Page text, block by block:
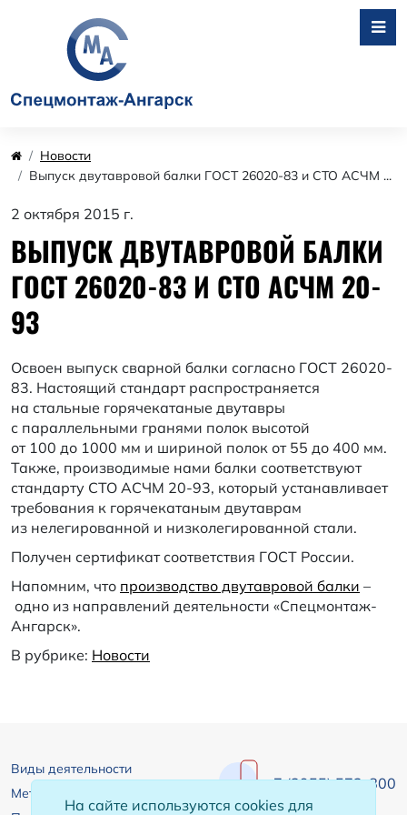
Новости
Выпуск двутавровой балки ГОСТ 26020-83 и СТО АСЧМ ...
2 октября 2015 г.
ВЫПУСК ДВУТАВРОВОЙ БАЛКИ
ГОСТ 26020-83 И СТО АСЧМ 20-
93
Освоен выпуск сварной балки согласно ГОСТ 26020-
83. Настоящий стандарт распространяется
на стальные горячекатаные двутавры
с параллельными гранями полок высотой
от 100 до 1000 мм и шириной полок от 55 до 400 мм.
Также, производимые нами балки соответствуют
стандарту СТО АСЧМ 20-93, который устанавливает
требования к горячекатаным двутаврам
из нелегированной и низколегированной стали.
Получен сертификат соответствия ГОСТ России.
Напомним, что производство двутавровой балки –
одно из направлений деятельности «Спецмонтаж-
Ангарск».
В рубрике: Новости
Виды деятельности
Металлоконструкции
+7 (3955) 572-800
На сайте используются cookies для